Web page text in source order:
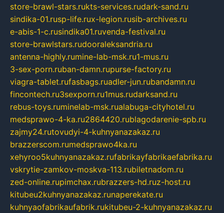
store-brawl-stars.rukts-services.rudark-sand.ru
sindika-01.rusp-life.rux-legion.rusib-archives.ru
e-abis-1-c.rusindika01.ruvenda-festival.ru
store-brawlstars.rudooraleksandria.ru
antenna-highly.rumine-lab-msk.ru1-mus.ru
3-sex-porn.ruban-damn.rupurse-factory.ru
viagra-tablet.rufasbags.ruadler-jun.rubandamn.ru
fincontech.ru3sexporn.ru1mus.rudarksand.ru
rebus-toys.ruminelab-msk.rualabuga-cityhotel.ru
medsprawo-4-ka.ru2864420.rublagodarenie-spb.ru
zajmy24.rutovudyi-4-kuhnyanazakaz.ru
brazzerscom.rumedsprawo4ka.ru
xehyroo5kuhnyanazakaz.rufabrikayfabrikaefabrika.ru
vskrytie-zamkov-moskva-113.rubiletnadom.ru
zed-online.rupimchax.rubrazzers-hd.ruz-host.ru
kitubeu2kuhnyanazakaz.runaperekate.ru
kuhnyaofabrikaufabrik.rukitubeu-2-kuhnyanazakaz.ru